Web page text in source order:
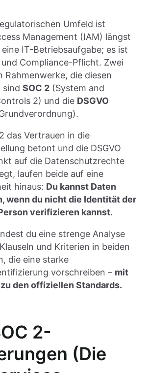
Umfeld ist
Management (IAM) längst
IT-Betriebsaufgabe; es ist
Compliance-Pflicht. Zwei
Rahmenwerke, die diesen
sind SOC 2 (System and
2) und die DSGVO
das Vertrauen in die
betont und die DSGVO
auf die Datenschutzrechte
laufen beide auf eine
hinaus: Du kannst Daten
wenn du nicht die Identität der
verifizieren kannst.
du eine strenge Analyse
und Kriterien in beiden
die eine starke
vorschreiben – mit
den offiziellen Standards.
2-
(Die